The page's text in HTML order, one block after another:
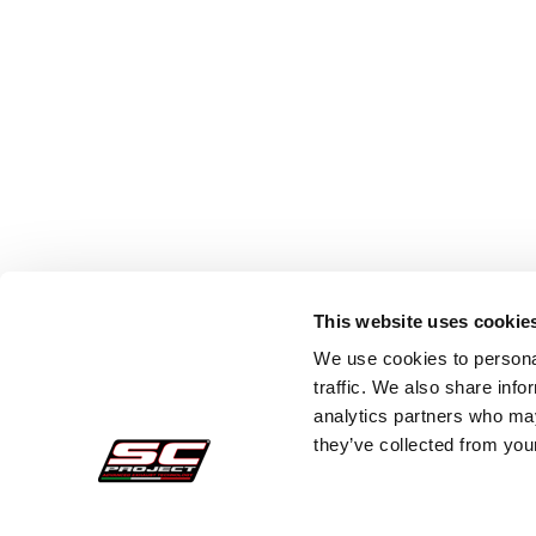
This website uses
We use cookies to
traffic. We also share
analytics partners who
they’ve collected from
Acquisti sicuri